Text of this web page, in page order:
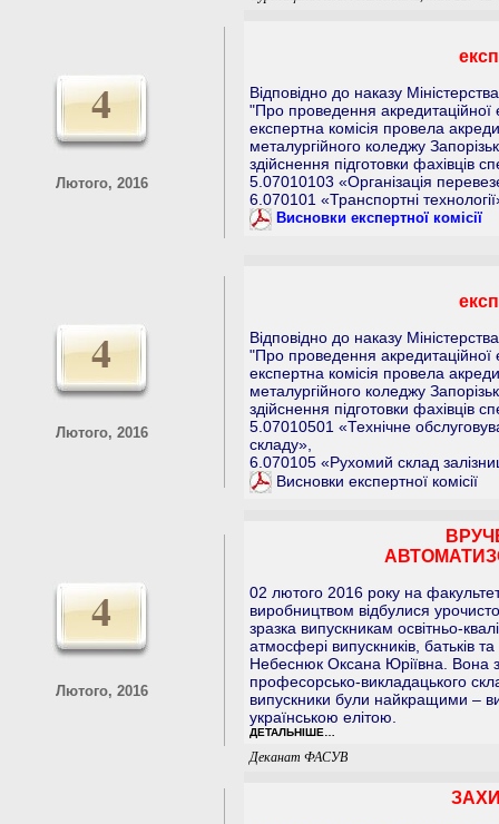
4
Лютого, 2016
Відповідно до наказу
"Про проведення
експертна комісія провела
металургійного коледжу
здійснення підготовки фахівців
5.07010103 «Організація
6.070101 «Транспортні
Висновки експертної комісії
4
Лютого, 2016
Відповідно до наказу
"Про проведення
експертна комісія провела
металургійного коледжу
здійснення підготовки фахівців
5.07010501 «Технічне
складу»,
6.070105 «Рухомий склад
Висновки експертної комісії
4
Лютого, 2016
02 лютого 2016 року на
виробництвом відбулися
зразка випускникам освітньо-
атмосфері випускників, батьків
Небеснюк Оксана Юріївна. Вона
професорсько-викладацького
випускники були найкращими –
українською елітою.
ДЕТАЛЬНІШЕ…
Деканат ФАСУВ